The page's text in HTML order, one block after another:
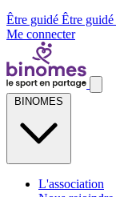
Être guidé Être guidé
Me connecter
BINOMES
L'association